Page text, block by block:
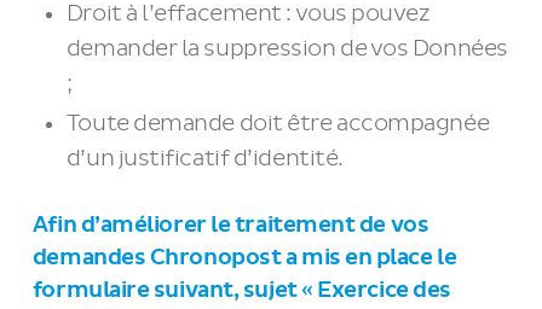
Droit à l’effacement : vous pouvez
demander la suppression de vos Données
;
Toute demande doit être accompagnée
d’un justificatif d’identité.
Afin d’améliorer le traitement de vos
demandes Chronopost a mis en place le
formulaire suivant, sujet « Exercice des